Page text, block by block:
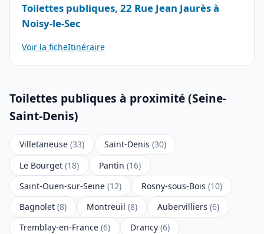
Toilettes publiques, 22 Rue Jean Jaurès à
Noisy-le-Sec
Voir la ficheItinéraire
Toilettes publiques à proximité (Seine-
Saint-Denis)
Villetaneuse (33) Saint-Denis (30)
Le Bourget (18) Pantin (16)
Saint-Ouen-sur-Seine (12) Rosny-sous-Bois (10)
Bagnolet (8) Montreuil (8) Aubervilliers (6)
Tremblay-en-France (6) Drancy (6)